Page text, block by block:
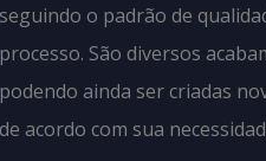
seguindo o padrão de
processo. São diversos
podendo ainda ser criadas
de acordo com sua